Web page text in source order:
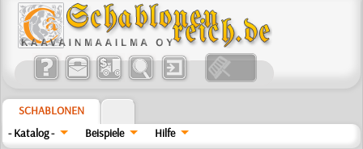
SCHABLONEN
- Katalog -
Beispiele Hilfe